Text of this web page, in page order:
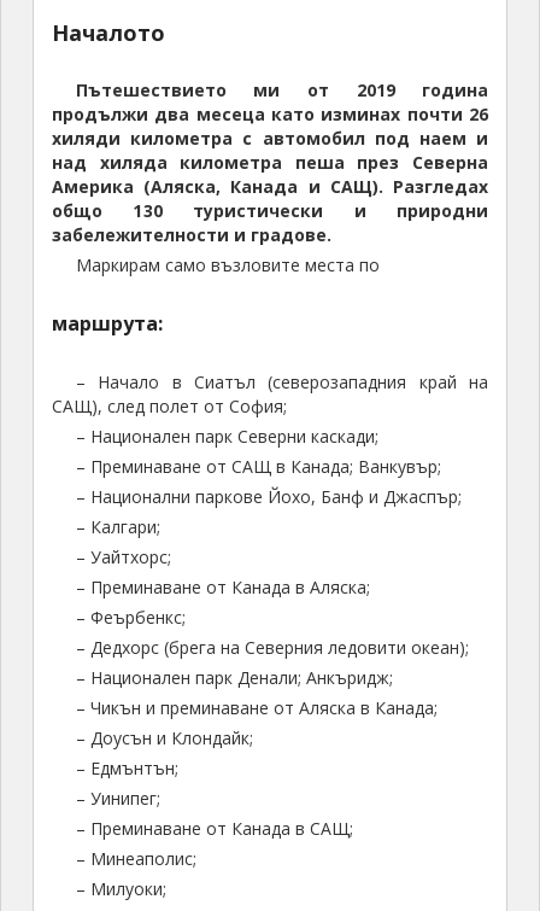
Началото
Пътешествието ми от 2019 година
продължи два месеца като изминах почти 26
хиляди километра с автомобил под наем и
над хиляда километра пеша през Северна
Америка (Аляска, Канада и САЩ). Разгледах
общо 130 туристически и природни
забележителности и градове.
Маркирам само възловите места по
маршрута:
– Начало в Сиатъл (северозападния край на
САЩ), след полет от София;
– Национален парк Северни каскади;
– Преминаване от САЩ в Канада; Ванкувър;
– Национални паркове Йохо, Банф и Джаспър;
– Калгари;
– Уайтхорс;
– Преминаване от Канада в Аляска;
– Феърбенкс;
– Дедхорс (брега на Северния ледовити океан);
– Национален парк Денали; Анкъридж;
– Чикън и преминаване от Аляска в Канада;
– Доусън и Клондайк;
– Едмънтън;
– Уинипег;
– Преминаване от Канада в САЩ;
– Минеаполис;
– Милуоки;